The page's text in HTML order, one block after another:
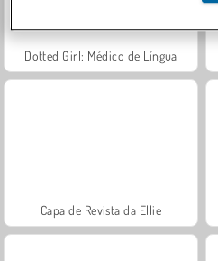
Dotted Girl: Médico de Língua
Capa de Revista da Ellie